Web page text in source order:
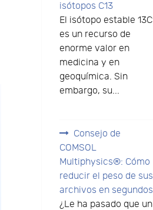
isótopos C13
El isótopo estable 13C
es un recurso de
enorme valor en
medicina y en
geoquímica. Sin
embargo, su...
Consejo de
COMSOL
Multiphysics®: Cómo
reducir el peso de sus
archivos en segundos
¿Le ha pasado que un